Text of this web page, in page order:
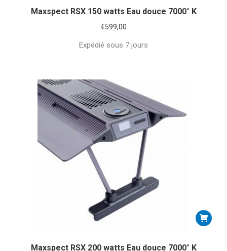
Maxspect RSX 150 watts Eau douce 7000° K
€599,00
Expédié sous 7 jours
Maxspect RSX 200 watts Eau douce 7000° K